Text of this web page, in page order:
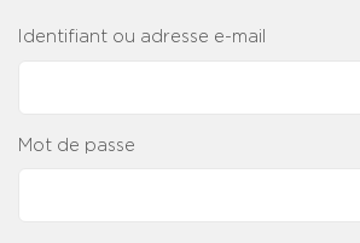
Identifiant ou adresse e-mail
Mot de passe